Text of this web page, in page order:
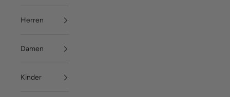
Herren
Damen
Kinder